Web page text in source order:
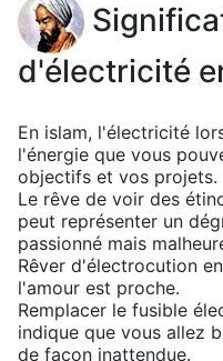
d'électricité
En islam, l'électricité
l'énergie que vous
objectifs et vos projets.
Le rêve de voir des
peut représenter un
passionné mais
Rêver d'électrocution
l'amour est proche.
Remplacer le fusible
indique que vous allez
de façon inattendue.